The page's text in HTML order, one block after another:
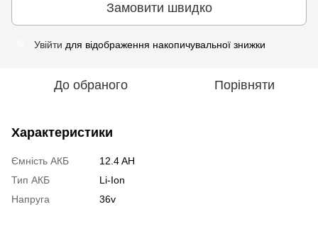
Замовити швидко
Увійти для відображення накопичувальної знижки
До обраного Порівняти
Характеристики
Ємність АКБ
12.4 AH
Тип АКБ
Li-Ion
Напруга
36v